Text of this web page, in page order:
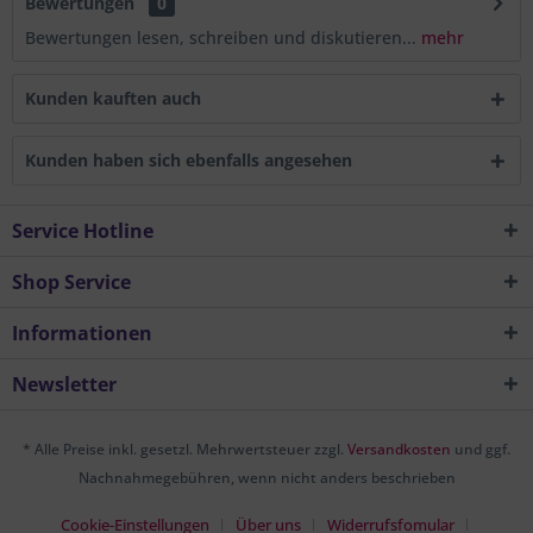
Bewertungen lesen, schreiben und diskutieren... mehr
Kunden kauften auch
Kunden haben sich ebenfalls angesehen
Service Hotline
Shop Service
Informationen
Newsletter
* Alle Preise inkl. gesetzl. Mehrwertsteuer zzgl. Versandkosten und ggf.
Nachnahmegebühren, wenn nicht anders beschrieben
Cookie-Einstellungen Über uns Widerrufsfomular